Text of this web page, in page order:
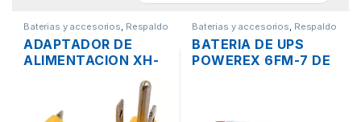
Baterias y accesorios, Respaldo
de Energía
ADAPTADOR DE
ALIMENTACION XH-
MACHO A NEMA 5-
20R HEMBRA PARA
Baterias y accesorios, Respaldo
de Energía
BATERIA DE UPS
POWEREX 6FM-7 DE